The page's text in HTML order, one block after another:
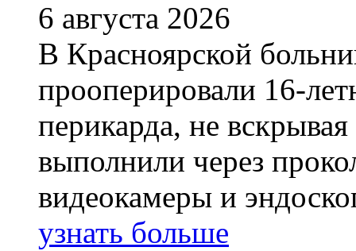
6 августа 2026
В Красноярской
прооперировали 16-
перикарда, не
выполнили через
видеокамеры и
узнать больше